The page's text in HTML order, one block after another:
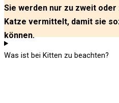
Sie werden nur zu zweit
Katze vermittelt, damit sie
können.
Was ist bei Kitten zu beachten?